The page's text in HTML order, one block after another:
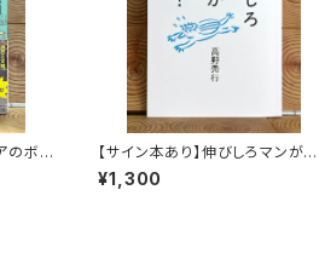
のボ
【サイン本あり】伸びしろマンがゆ
く！
¥1,300